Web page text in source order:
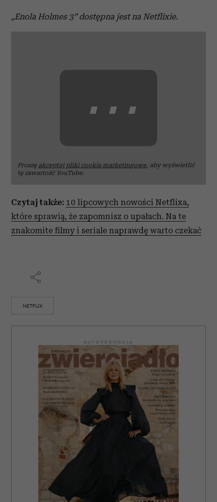
„Enola Holmes 3” dostępna jest na Netflixie.
⋯
Proszę akceptuj pliki cookie marketingowe, aby wyświetlić
tę zawartość YouTube.
Czytaj także: 10 lipcowych nowości Netflixa,
które sprawią, że zapomnisz o upałach. Na te
znakomite filmy i seriale naprawdę warto czekać
NETFLIX
AUTOPROMOCJA